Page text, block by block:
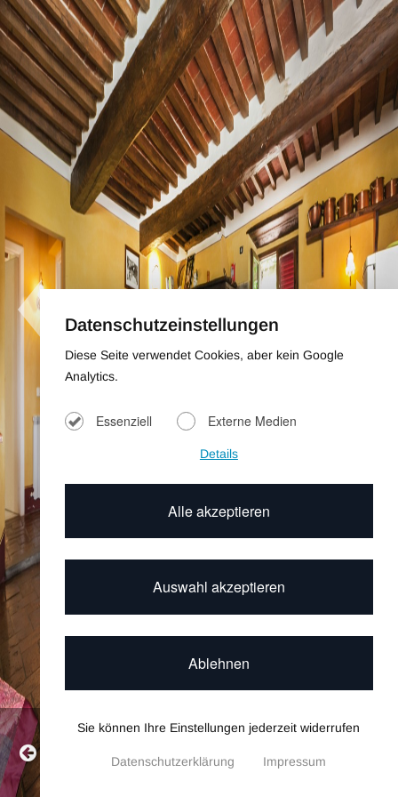
Villa Fonte
Datenschutzeinstellungen
Diese Seite verwendet Cookies, aber kein Google
Analytics.
Essenziell Externe Medien
Details
Alle akzeptieren
Auswahl akzeptieren
Ablehnen
Sie können Ihre Einstellungen jederzeit widerrufen
Datenschutzerklärung Impressum